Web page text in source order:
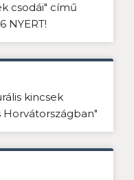
csodái" című
NYERT!
kincsek